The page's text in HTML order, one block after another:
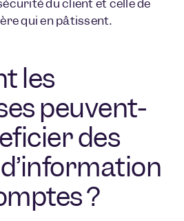
du client et celle de
qui en pâtissent.
les
peuvent-
des
?